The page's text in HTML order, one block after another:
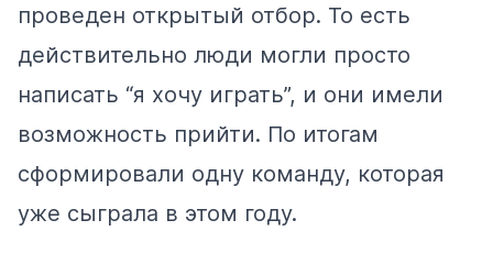
проведен открытый отбор. То есть
действительно люди могли просто
написать “я хочу играть”, и они имели
возможность прийти. По итогам
сформировали одну команду, которая
уже сыграла в этом году.